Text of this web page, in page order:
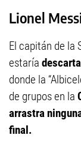
Lionel
El capitán de la
estaría
donde la
de grupos en la
arrastra
final.